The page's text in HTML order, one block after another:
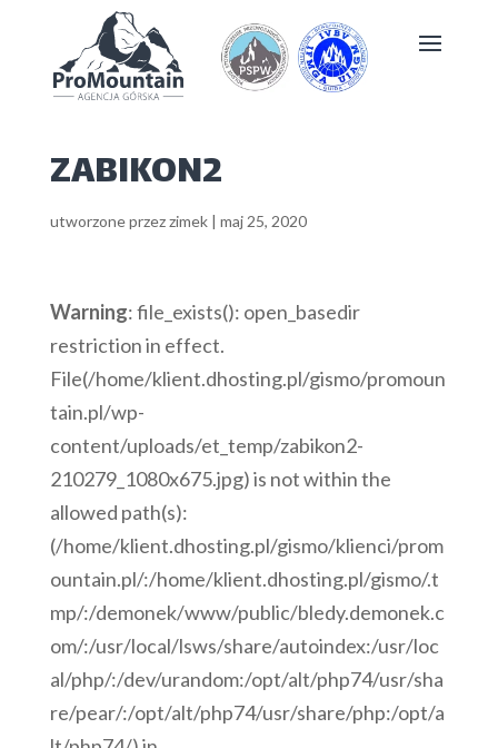
ZABIKON2
utworzone przezzimek| maj 25, 2020
Warning: file_exists(): open_basedir
restriction in effect.
File(/home/klient.dhosting.pl/gismo/promoun
tain.pl/wp-
content/uploads/et_temp/zabikon2-
210279_1080x675.jpg) is not within the
allowed path(s):
(/home/klient.dhosting.pl/gismo/klienci/prom
ountain.pl/:/home/klient.dhosting.pl/gismo/.t
mp/:/demonek/www/public/bledy.demonek.c
om/:/usr/local/lsws/share/autoindex:/usr/loc
al/php/:/dev/urandom:/opt/alt/php74/usr/sha
re/pear/:/opt/alt/php74/usr/share/php:/opt/a